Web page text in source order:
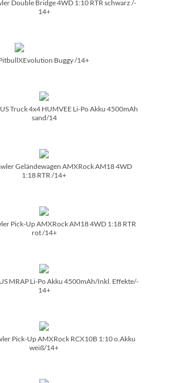
Double Bridge 4WD 1:10 RTR schwarz /­
14+
Buggy /­14+
Truck 4x4 HUMVEE Li-Po Akku 4500mAh
sand/­14
Geländewagen AMXRock AM18 4WD
1:18 RTR /­14+
Pick-Up AMXRock AM18 4WD 1:18 RTR
rot /­14+
MRAP Li-Po Akku 4500mAh/­Inkl. Effekte/­
14+
Pick-Up AMXRock RCX10B 1:10 o.Akku
weiß/­14+